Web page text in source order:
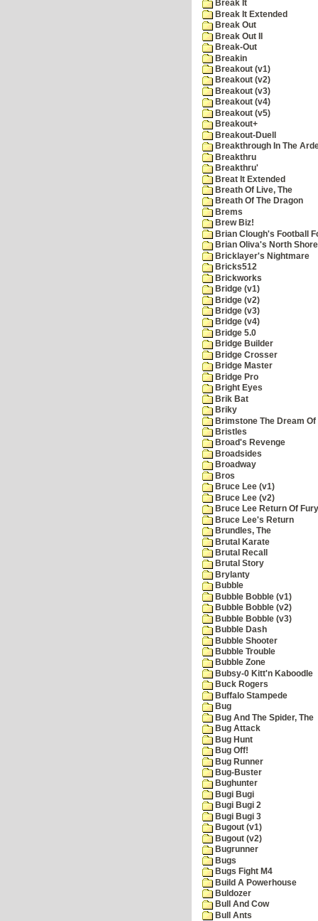
Break It
Break It Extended
Break Out
Break Out II
Break-Out
Breakin
Breakout (v1)
Breakout (v2)
Breakout (v3)
Breakout (v4)
Breakout (v5)
Breakout+
Breakout-Duell
Breakthrough In The
Breakthru
Breakthru'
Breat It Extended
Breath Of Live, The
Breath Of The Dragon
Brems
Brew Biz!
Brian Clough's Football
Brian Oliva's North
Bricklayer's Nightmare
Bricks512
Brickworks
Bridge (v1)
Bridge (v2)
Bridge (v3)
Bridge (v4)
Bridge 5.0
Bridge Builder
Bridge Crosser
Bridge Master
Bridge Pro
Bright Eyes
Brik Bat
Briky
Brimstone The Dream Of
Bristles
Broad's Revenge
Broadsides
Broadway
Bros
Bruce Lee (v1)
Bruce Lee (v2)
Bruce Lee Return Of Fury
Bruce Lee's Return
Brundles, The
Brutal Karate
Brutal Recall
Brutal Story
Brylanty
Bubble
Bubble Bobble (v1)
Bubble Bobble (v2)
Bubble Bobble (v3)
Bubble Dash
Bubble Shooter
Bubble Trouble
Bubble Zone
Bubsy-0 Kitt'n Kaboodle
Buck Rogers
Buffalo Stampede
Bug
Bug And The Spider, The
Bug Attack
Bug Hunt
Bug Off!
Bug Runner
Bug-Buster
Bughunter
Bugi Bugi
Bugi Bugi 2
Bugi Bugi 3
Bugout (v1)
Bugout (v2)
Bugrunner
Bugs
Bugs Fight M4
Build A Powerhouse
Buldozer
Bull And Cow
Bull Ants